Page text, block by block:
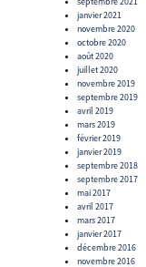
janvier 2021
novembre 2020
octobre 2020
août 2020
juillet 2020
novembre 2019
septembre 2019
avril 2019
mars 2019
février 2019
janvier 2019
septembre 2018
septembre 2017
mai 2017
avril 2017
mars 2017
janvier 2017
décembre 2016
novembre 2016